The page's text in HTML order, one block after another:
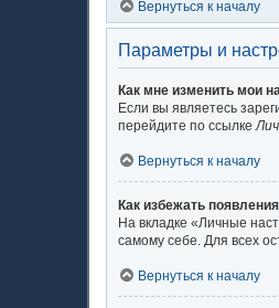
Вернуться к началу
Параметры и
Как мне изменить мои
Если вы являетесь
перейдите по ссылке
Вернуться к началу
Как избежать
На вкладке «Личные
самому себе. Для всех
Вернуться к началу